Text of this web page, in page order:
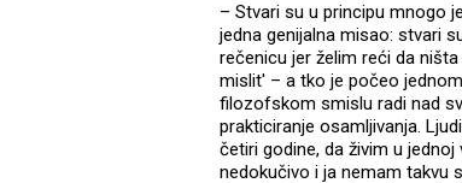
– Stvari su u principu mnogo
jedna genijalna misao: stvari
rečenicu jer želim reći da
mislit' – a tko je počeo
filozofskom smislu radi nad
prakticiranje osamljivanja.
četiri godine, da živim u
nedokučivo i ja nemam takvu